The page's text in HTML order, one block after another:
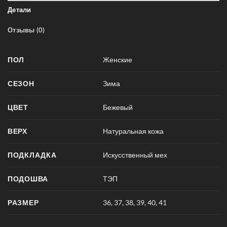
Детали
Отзывы (0)
ПОЛ Женские
СЕЗОН Зима
ЦВЕТ Бежевый
ВЕРХ Натуральная кожа
ПОДКЛАДКА Искусственный мех
ПОДОШВА ТЭП
РАЗМЕР 36, 37, 38, 39,40,41